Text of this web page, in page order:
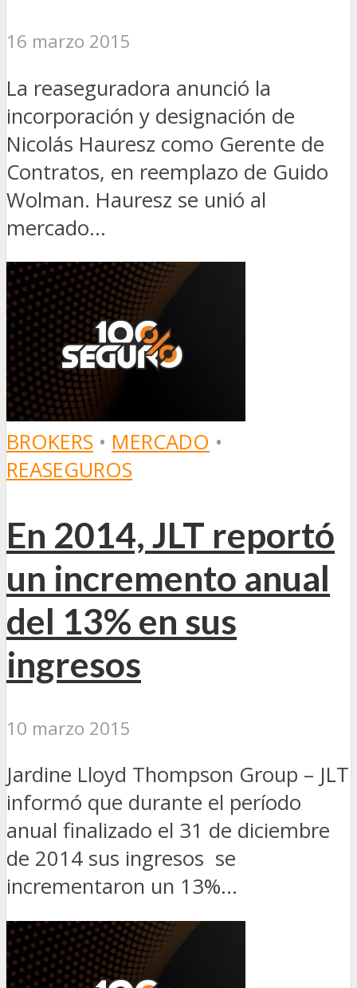
16 marzo 2015
La reaseguradora anunció la
incorporación y designación de
Nicolás Hauresz como Gerente de
Contratos, en reemplazo de Guido
Wolman. Hauresz se unió al
mercado...
BROKERS • MERCADO •
REASEGUROS
En 2014, JLT reportó
un incremento anual
del 13% en sus
ingresos
10 marzo 2015
Jardine Lloyd Thompson Group – JLT
informó que durante el período
anual finalizado el 31 de diciembre
de 2014 sus ingresos se
incrementaron un 13%...